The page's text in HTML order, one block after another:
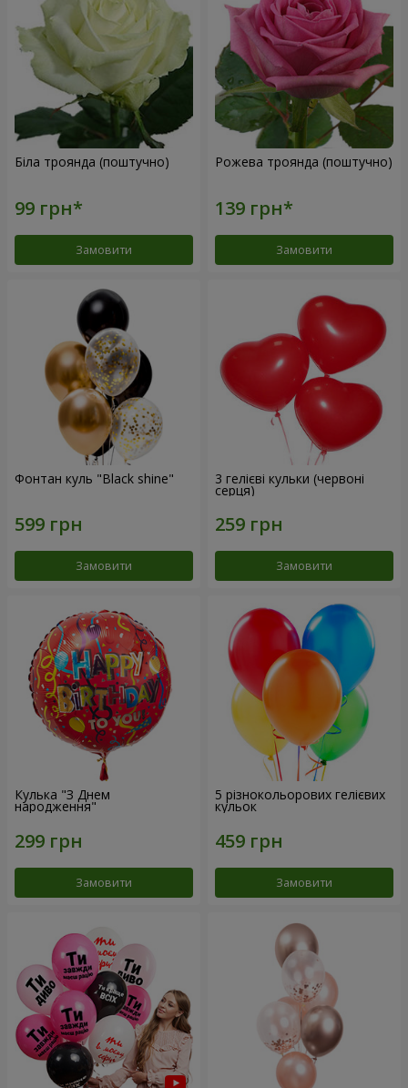
Біла троянда (поштучно)
Замовити
Рожева троянда (поштучно)
Замовити
Фонтан куль "Black shine"
Замовити
3 гелієві кульки (червоні
серця)
Замовити
Кулька "З Днем
народження"
Замовити
5 різнокольорових гелієвих
кульок
Замовити